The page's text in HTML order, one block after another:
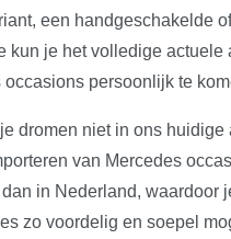
een handgeschakelde
kun je het volledige
persoonlijk te
dromen niet in ons
van Mercedes
in Nederland,
zo voordelig en soepel